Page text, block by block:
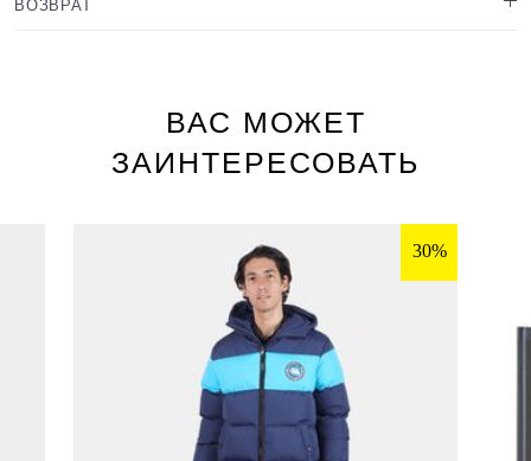
ВОЗВРАТ
ВАС МОЖЕТ
ЗАИНТЕРЕСОВАТЬ
30%